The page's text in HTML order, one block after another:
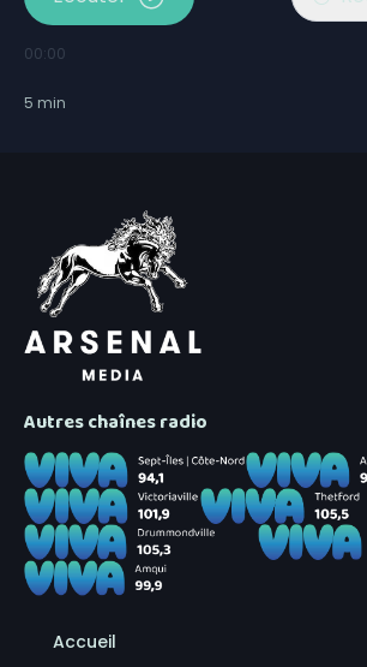
00:00
5 min
Autres chaînes radio
Accueil